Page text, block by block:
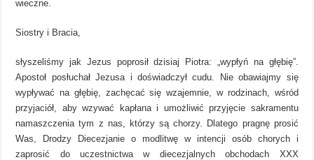
wieczne.
Siostry i Bracia,
słyszeliśmy jak Jezus poprosił dzisiaj Piotra: „wypłyń na głębię”.
Apostoł posłuchał Jezusa i doświadczył cudu. Nie obawiajmy się
wypływać na głębię, zachęcać się wzajemnie, w rodzinach, wśród
przyjaciół, aby wzywać kapłana i umożliwić przyjęcie sakramentu
namaszczenia tym z nas, którzy są chorzy. Dlatego pragnę prosić
Was, Drodzy Diecezjanie o modlitwę w intencji osób chorych i
zaprosić do uczestnictwa w diecezjalnych obchodach XXX